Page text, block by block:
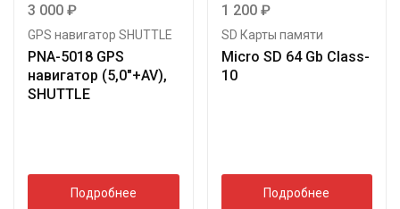
3 000 ₽
GPS навигатор SHUTTLE
PNA-5018 GPS
навигатор (5,0″+AV),
SHUTTLE
Подробнее
1 200 ₽
SD Карты памяти
Micro SD 64 Gb Class-
10
Подробнее